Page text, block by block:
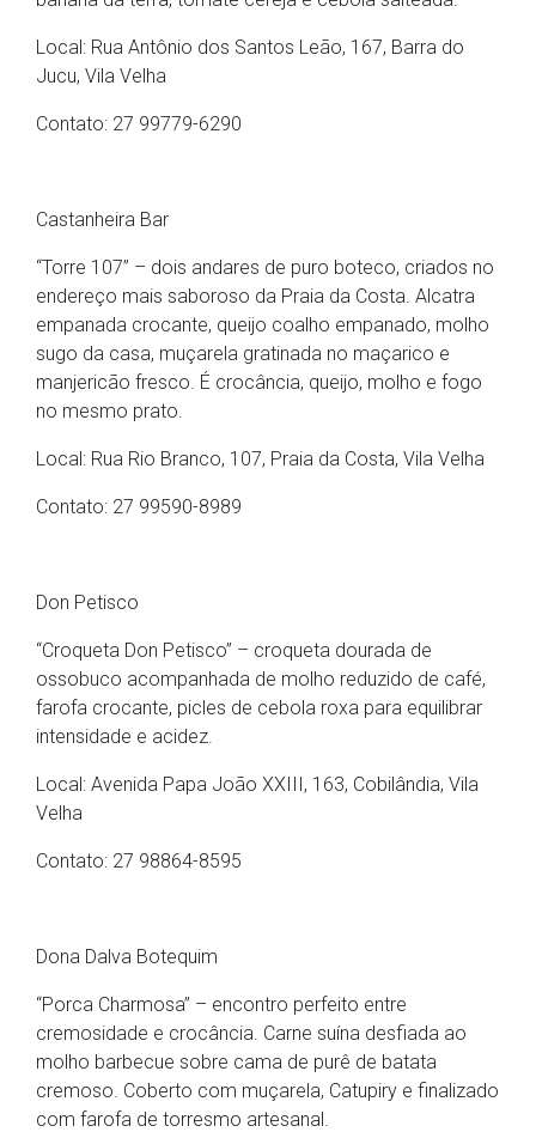
Local: Rua Antônio dos Santos Leão, 167, Barra do
Jucu, Vila Velha
Contato: 27 99779-6290
Castanheira Bar
“Torre 107” – dois andares de puro boteco, criados no
endereço mais saboroso da Praia da Costa. Alcatra
empanada crocante, queijo coalho empanado, molho
sugo da casa, muçarela gratinada no maçarico e
manjericão fresco. É crocância, queijo, molho e fogo
no mesmo prato.
Local: Rua Rio Branco, 107, Praia da Costa, Vila Velha
Contato: 27 99590-8989
Don Petisco
“Croqueta Don Petisco” – croqueta dourada de
ossobuco acompanhada de molho reduzido de café,
farofa crocante, picles de cebola roxa para equilibrar
intensidade e acidez.
Local: Avenida Papa João XXIII, 163, Cobilândia, Vila
Velha
Contato: 27 98864-8595
Dona Dalva Botequim
“Porca Charmosa” – encontro perfeito entre
cremosidade e crocância. Carne suína desfiada ao
molho barbecue sobre cama de purê de batata
cremoso. Coberto com muçarela, Catupiry e finalizado
com farofa de torresmo artesanal.